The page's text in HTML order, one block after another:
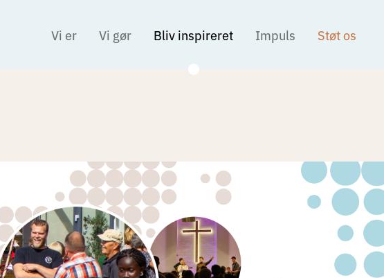
Vi er Vi gør Bliv inspireret Impuls Støt os